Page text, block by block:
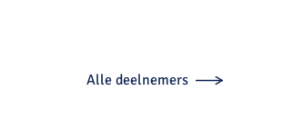
Alle deelnemers